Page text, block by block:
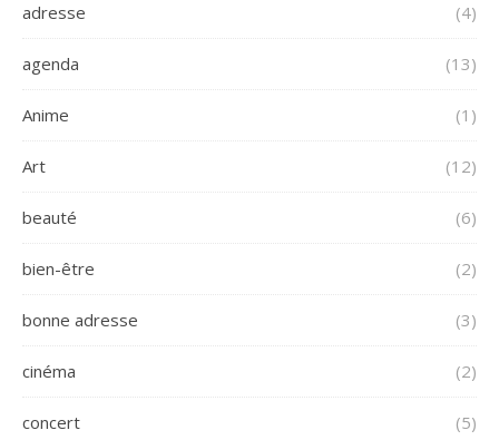
adresse (4)
agenda (13)
Anime (1)
Art (12)
beauté (6)
bien-être (2)
bonne adresse (3)
cinéma (2)
concert (5)